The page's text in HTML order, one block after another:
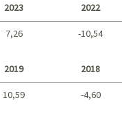
2023 2022
7,26 -10,54
2019 2018
10,59 -4,60